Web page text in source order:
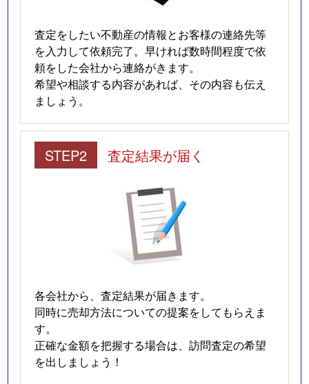
査定をしたい不動産の情報とお客様の連絡先等
を入力して依頼完了。早ければ数時間程度で依
頼をした会社から連絡がきます。
希望や相談する内容があれば、その内容も伝え
ましょう。
STEP2 査定結果が届く
各会社から、査定結果が届きます。
同時に売却方法についての提案をしてもらえま
す。
正確な金額を把握する場合は、訪問査定の希望
を出しましょう！